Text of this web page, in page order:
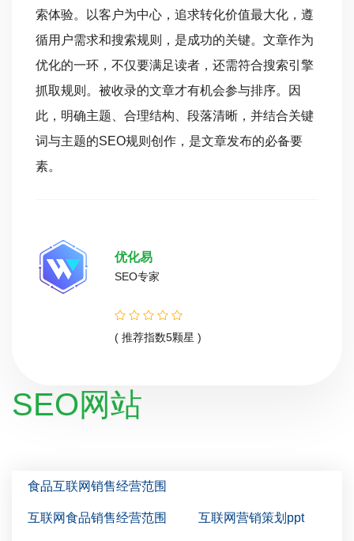
索体验。以客户为中心，追求转化价值最大化，遵
循用户需求和搜索规则，是成功的关键。文章作为
优化的一环，不仅要满足读者，还需符合搜索引擎
抓取规则。被收录的文章才有机会参与排序。因
此，明确主题、合理结构、段落清晰，并结合关键
词与主题的SEO规则创作，是文章发布的必备要
素。
优化易
SEO专家
( 推荐指数5颗星 )
SEO网站
食品互联网销售经营范围
互联网食品销售经营范围 互联网营销策划ppt